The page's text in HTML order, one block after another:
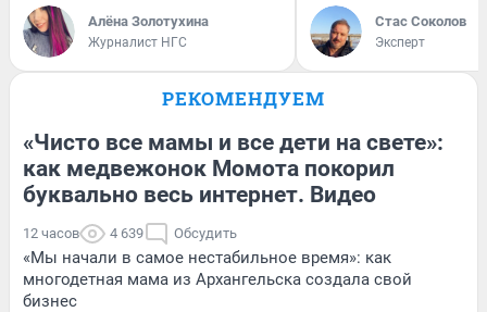
Алёна Золотухина
Журналист НГС
Стас Соколов
Эксперт
РЕКОМЕНДУЕМ
«Чисто все мамы и все дети на свете»:
как медвежонок Момота покорил
буквально весь интернет. Видео
12 часов 4 639 Обсудить
«Мы начали в самое нестабильное время»: как
многодетная мама из Архангельска создала свой
бизнес